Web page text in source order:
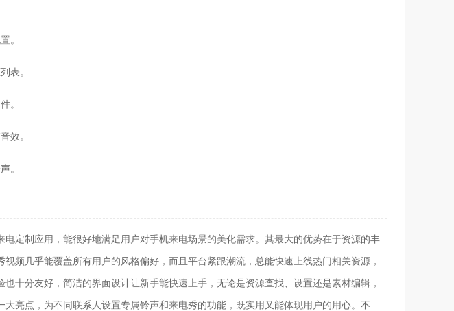
。
表。
。
效。
。
定制应用，能很好地满足用户对手机来电场景的美化需求。其最大的优势在于资源的丰
频几乎能覆盖所有用户的风格偏好，而且平台紧跟潮流，总能快速上线热门相关资源，
十分友好，简洁的界面设计让新手能快速上手，无论是资源查找、设置还是素材编辑，
亮点，为不同联系人设置专属铃声和来电秀的功能，既实用又能体现用户的用心。不